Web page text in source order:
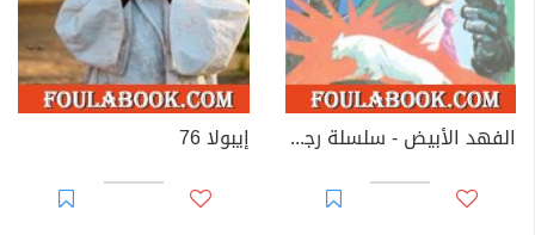
الفهد الأبيض - سلسلة رجل المستحيل إيبولا 76